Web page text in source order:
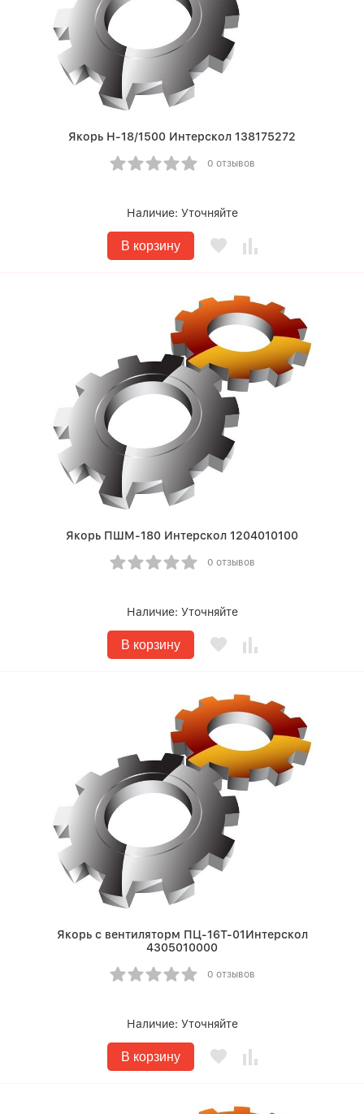
Якорь Н-18/1500 Интерскол 138175272
0 отзывов
Наличие: Уточняйте
В корзину
Якорь ПШМ-180 Интерскол 1204010100
0 отзывов
Наличие: Уточняйте
В корзину
Якорь с вентиляторм ПЦ-16Т-01Интерскол
4305010000
0 отзывов
Наличие: Уточняйте
В корзину